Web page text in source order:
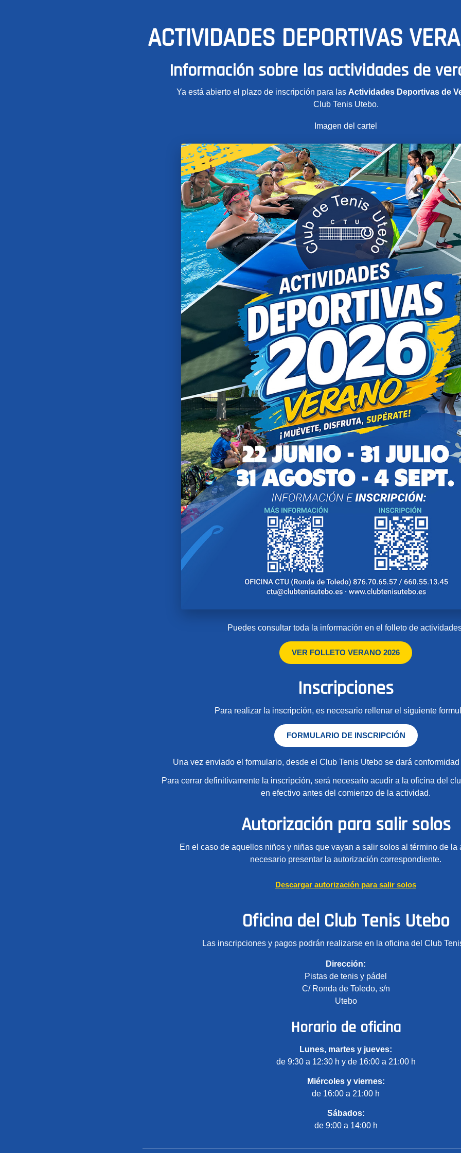
ACTIVIDADES DEPORTIVAS
Información sobre las actividades de
Ya está abierto el plazo de inscripción para las Actividades Deportivas de
Club Tenis Utebo.
Imagen del cartel
Puedes consultar toda la información en el folleto de
VER FOLLETO VERANO 2026
Inscripciones
Para realizar la inscripción, es necesario rellenar el siguiente
FORMULARIO DE INSCRIPCIÓN
Una vez enviado el formulario, desde el Club Tenis Utebo se dará
Para cerrar definitivamente la inscripción, será necesario acudir a la oficina del
en efectivo antes del comienzo de la actividad.
Autorización para salir solos
En el caso de aquellos niños y niñas que vayan a salir solos al término de la
necesario presentar la autorización correspondiente.
Descargar autorización para salir solos
Oficina del Club Tenis Utebo
Las inscripciones y pagos podrán realizarse en la oficina del Club
Dirección:
Pistas de tenis y pádel
C/ Ronda de Toledo, s/n
Utebo
Horario de oficina
Lunes, martes y jueves:
de 9:30 a 12:30 h y de 16:00 a 21:00 h
Miércoles y viernes:
de 16:00 a 21:00 h
Sábados:
de 9:00 a 14:00 h